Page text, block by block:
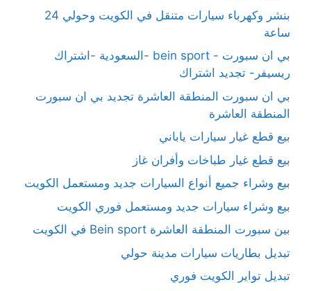
بنشر وكهرباء سيارات متنقل في الكويت وحولي 24
ساعة
بي ان سبورت - bein sport -السعودية -اشتراك
ريسيفر- تجديد اشتراك
بي ان سبورت المنطقة العاشرة تجديد بي ان سبورت
المنطقة العاشرة
بيع قطع غيار سيارات ياباني
بيع قطع غيار طباخات وأفران غاز
بيع وشراء جميع أنواع السيارات جديد ومستعمل الكويت
بيع وشراء سيارات جديد ومستعمل فوري الكويت
بين سبورت المنطقة العاشرة Bein sport في الكويت
تبديل بطاريات سيارات مدينة حولي
تبديل تواير الكويت فوري